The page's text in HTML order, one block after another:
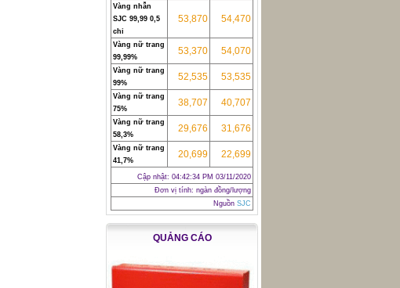
Vàng nhẫn
SJC 99,99 0,5
chỉ
53,870 54,470
Vàng nữ trang
99,99%
53,370 54,070
Vàng nữ trang
99%
52,535 53,535
Vàng nữ trang
75%
38,707 40,707
Vàng nữ trang
58,3%
29,676 31,676
Vàng nữ trang
41,7%
20,699 22,699
Cập nhật: 04:42:34 PM 03/11/2020
Đơn vị tính: ngàn đồng/lượng
Nguồn SJC
QUẢNG CÁO